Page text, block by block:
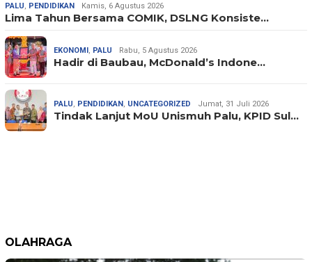
PALU, PENDIDIKAN Kamis, 6 Agustus 2026
Lima Tahun Bersama COMIK, DSLNG Konsiste…
EKONOMI, PALU Rabu, 5 Agustus 2026
Hadir di Baubau, McDonald’s Indone…
PALU, PENDIDIKAN, UNCATEGORIZED Jumat, 31 Juli 2026
Tindak Lanjut MoU Unismuh Palu, KPID Sul…
OLAHRAGA